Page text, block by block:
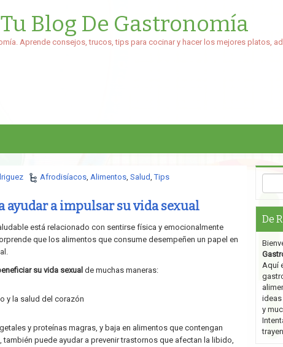
Blog De Gastronomía
Aprende consejos, trucos, tips para cocinar y hacer los mejores platos,
Afrodisíacos, Alimentos, Salud,Tips
ayudar a impulsar su vida sexual
está relacionado con sentirse física y emocionalmente
que los alimentos que consume desempeñen un papel en
su vida sexual de muchas maneras:
y la salud del corazón
y proteínas magras, y baja en alimentos que contengan
también puede ayudar a prevenir trastornos que afectan la libido,
De
Aquí
y